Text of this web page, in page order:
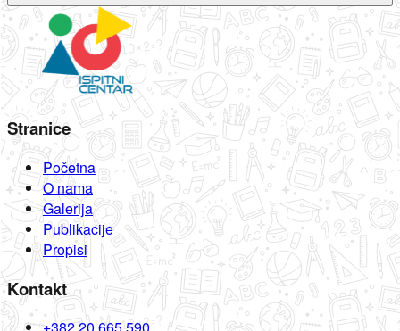
Stranice
Početna
O nama
Galerija
Publikacije
Propisi
Kontakt